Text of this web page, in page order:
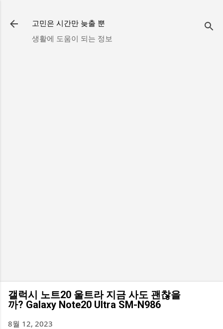
고민은 시간만 늦출 뿐
생활에 도움이 되는 정보
갤럭시 노트20 울트라 지금 사도 괜찮을
까? Galaxy Note20 Ultra SM-N986
8월 12, 2023